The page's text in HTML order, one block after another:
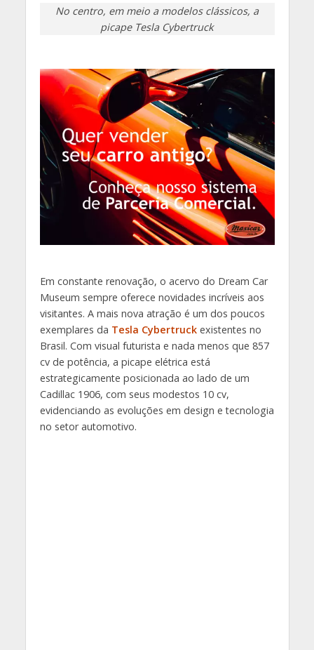
No centro, em meio a modelos clássicos, a
picape Tesla Cybertruck
Em constante renovação, o acervo do Dream Car
Museum sempre oferece novidades incríveis aos
visitantes. A mais nova atração é um dos poucos
exemplares da Tesla Cybertruck existentes no
Brasil. Com visual futurista e nada menos que 857
cv de potência, a picape elétrica está
estrategicamente posicionada ao lado de um
Cadillac 1906, com seus modestos 10 cv,
evidenciando as evoluções em design e tecnologia
no setor automotivo.